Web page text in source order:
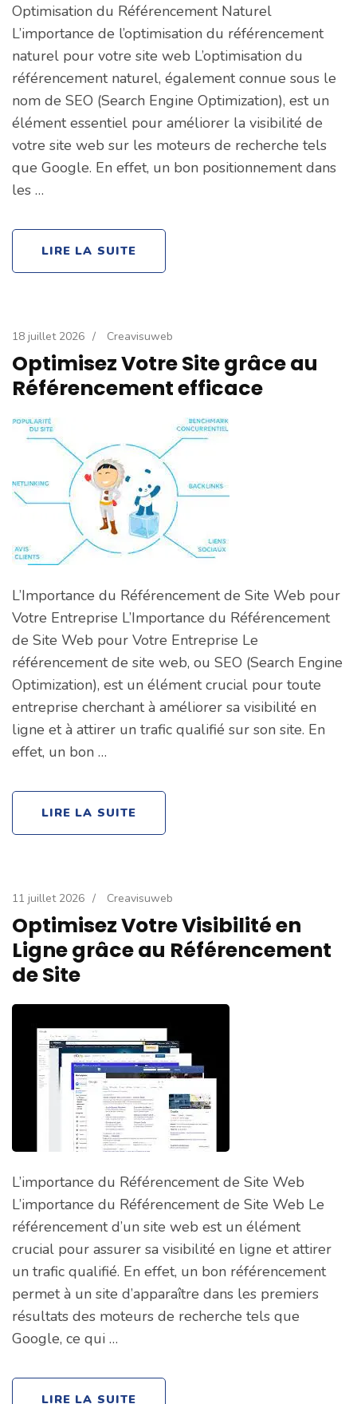
Optimisation du Référencement Naturel
L’importance de l’optimisation du référencement
naturel pour votre site web L’optimisation du
référencement naturel, également connue sous le
nom de SEO (Search Engine Optimization), est un
élément essentiel pour améliorer la visibilité de
votre site web sur les moteurs de recherche tels
que Google. En effet, un bon positionnement dans
les …
LIRE LA SUITE
18 juillet 2026 / Creavisuweb
Optimisez Votre Site grâce au
Référencement efficace
L’Importance du Référencement de Site Web pour
Votre Entreprise L’Importance du Référencement
de Site Web pour Votre Entreprise Le
référencement de site web, ou SEO (Search Engine
Optimization), est un élément crucial pour toute
entreprise cherchant à améliorer sa visibilité en
ligne et à attirer un trafic qualifié sur son site. En
effet, un bon …
LIRE LA SUITE
11 juillet 2026 / Creavisuweb
Optimisez Votre Visibilité en
Ligne grâce au Référencement
de Site
L’importance du Référencement de Site Web
L’importance du Référencement de Site Web Le
référencement d’un site web est un élément
crucial pour assurer sa visibilité en ligne et attirer
un trafic qualifié. En effet, un bon référencement
permet à un site d’apparaître dans les premiers
résultats des moteurs de recherche tels que
Google, ce qui …
LIRE LA SUITE